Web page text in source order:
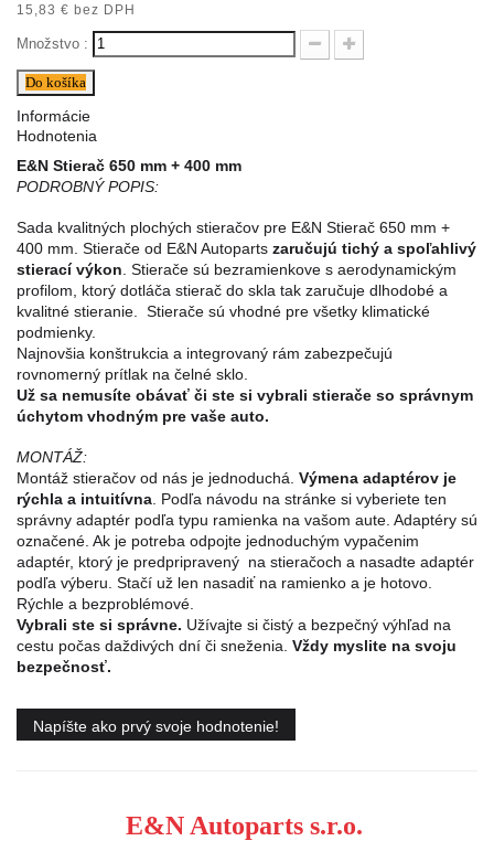
15,83 € bez DPH
Množstvo :
Do košíka
Informácie
Hodnotenia
E&N Stierač 650 mm + 400 mm
PODROBNÝ POPIS:
Sada kvalitných plochých stieračov pre E&N Stierač 650 mm +
400 mm . Stierače od E&N Autoparts zaručujú tichý a spoľahlivý
stieracívýkon . Stierače sú bezramienkove s aerodynamickým
profilom, ktorý dotláča stierač do skla tak zaručuje dlhodobé a
kvalitné stieranie. Stierače sú vhodné pre všetky klimatické
podmienky.
Najnovšia konštrukcia a integrovaný rám zabezpečujú
rovnomerný prítlak na čelné sklo.
Už sa nemusíte obávať či ste si vybrali stierače so správnym
úchytom vhodným pre vaše auto.
MONTÁŽ:
Montáž stieračov od nás je jednoduchá. Výmena adaptérov je
rýchla a intuitívna . Podľa návodu na stránke si vyberiete ten
správny adaptér podľa typu ramienka na vašom aute. Adaptéry sú
označené. Ak je potreba odpojte jednoduchým vypačenim
adaptér, ktorý je predpripravený na stieračoch a nasadte adaptér
podľa výberu. Stačí už len nasadiť na ramienko a je hotovo.
Rýchle a bezproblémové.
Vybrali ste si správne. Užívajte si čistý a bezpečný výhľad na
cestu počas daždivých dní či sneženia. Vždy myslite na svoju
bezpečnosť.
Napíšte ako prvý svoje hodnotenie!
E&N Autoparts s.r.o.